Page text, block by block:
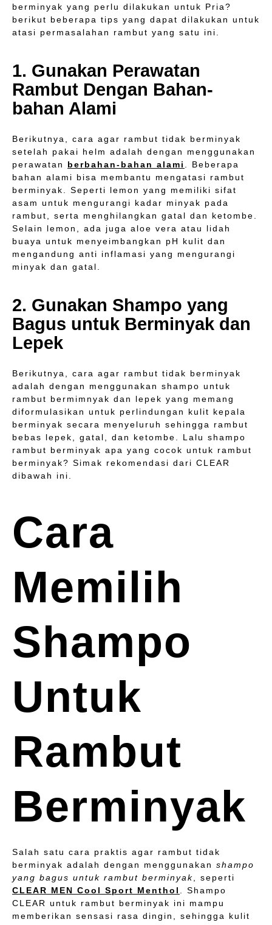
berminyak yang perlu dilakukan untuk Pria?
berikut beberapa tips yang dapat dilakukan untuk
atasi permasalahan rambut yang satu ini.
1. Gunakan Perawatan
Rambut Dengan Bahan-
bahan Alami
Berikutnya, cara agar rambut tidak berminyak
setelah pakai helm adalah dengan menggunakan
perawatan berbahan-bahan alami . Beberapa
bahan alami bisa membantu mengatasi rambut
berminyak. Seperti lemon yang memiliki sifat
asam untuk mengurangi kadar minyak pada
rambut, serta menghilangkan gatal dan ketombe.
Selain lemon, ada juga aloe vera atau lidah
buaya untuk menyeimbangkan pH kulit dan
mengandung anti inflamasi yang mengurangi
minyak dan gatal.
2. Gunakan Shampo yang
Bagus untuk Berminyak dan
Lepek
Berikutnya, cara agar rambut tidak berminyak
adalah dengan menggunakan shampo untuk
rambut bermimnyak dan lepek yang memang
diformulasikan untuk perlindungan kulit kepala
berminyak secara menyeluruh sehingga rambut
bebas lepek, gatal, dan ketombe. Lalu shampo
rambut berminyak apa yang cocok untuk rambut
berminyak? Simak rekomendasi dari CLEAR
dibawah ini.
Cara
Memilih
Shampo
Untuk
Rambut
Berminyak
Salah satu cara praktis agar rambut tidak
berminyak adalah dengan menggunakan shampo
yang bagus untuk rambut berminyak, seperti
CLEAR MEN Cool Sport Menthol . Shampo
CLEAR untuk rambut berminyak ini mampu
memberikan sensasi rasa dingin, sehingga kulit